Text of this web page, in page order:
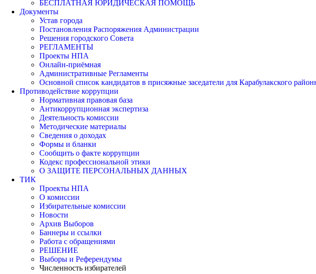
БЕСПЛАТНАЯ ЮРИДИЧЕСКАЯ ПОМОЩЬ
Документы
Устав города
Постановления Распоряжения Администрации
Решения городского Совета
РЕГЛАМЕНТЫ
Проекты НПА
Онлайн-приёмная
Административные Регламенты
Основной список кандидатов в присяжные заседатели для Карабулакского
Противодействие коррупции
Нормативная правовая база
Антикоррупционная экспертиза
Деятельность комиссии
Методические материалы
Сведения о доходах
Формы и бланки
Сообщить о факте коррупции
Кодекс профессиональной этики
О ЗАЩИТЕ ПЕРСОНАЛЬНЫХ ДАННЫХ
ТИК
Проекты НПА
О комиссии
Избирательные комиссии
Новости
Архив Выборов
Баннеры и ссылки
Работа с обращениями
РЕШЕНИЕ
Выборы и Референдумы
Численность избирателей